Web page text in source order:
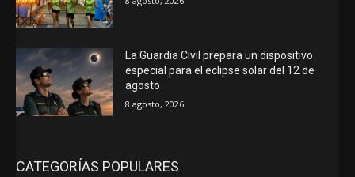
La Guardia Civil prepara un dispositivo
especial para el eclipse solar del 12 de
agosto
8 agosto, 2026
CATEGORÍAS POPULARES